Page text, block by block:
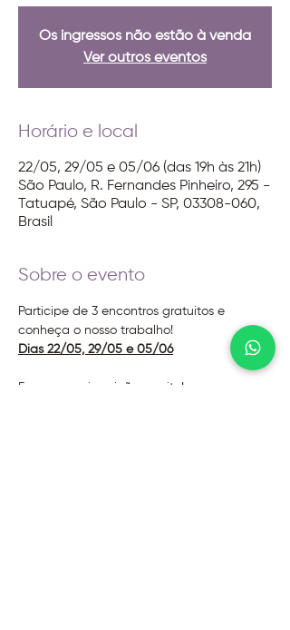
Os ingressos não estão à venda
Ver outros eventos
Horário e local
22/05, 29/05 e 05/06 (das 19h às 21h)
São Paulo, R. Fernandes Pinheiro, 295 -
Tatuapé, São Paulo - SP, 03308-060,
Brasil
Sobre o evento
Participe de 3 encontros gratuitos e
conheça o nosso trabalho!
Dias 22/05, 29/05 e 05/06
Faça a sua inscrição no site!